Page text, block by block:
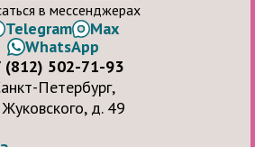
в мессенджерах
Telegram
Max
WhatsApp
(812) 502-71-93
Петербург,
Жуковского, д. 49